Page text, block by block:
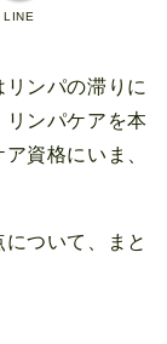
LINE
ンパの滞りに
リンパケアを本
資格にいま、
ついて、まと